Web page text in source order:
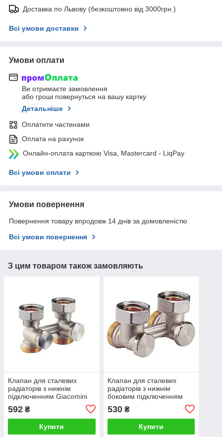
Доставка по Львову (безкоштовно від 3000грн.)
Всі умови доставки
Умови оплати
Ви отримаєте замовлення
або гроші повернуться на вашу картку
Детальніше
Оплатити частинами
Оплата на рахунок
Онлайн-оплата карткою Visa, Mastercard - LiqPay
Всі умови оплати
Умови повернення
Повернення товару впродовж 14 днів за домовленістю
Всі умови повернення
З цим товаром також замовляють
Клапан для сталевих
радіаторів з нижнім
підключенням Giacomini
592 ₴
Купити
Клапан для сталевих
радіаторів з нижнім
боковим підключенням
R388X002
530₴
Купити